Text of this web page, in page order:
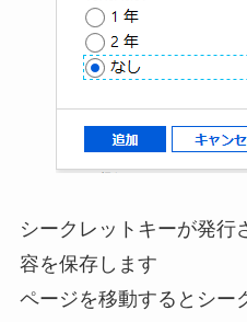
シークレットキーが発行
容を保存します
ページを移動するとシー